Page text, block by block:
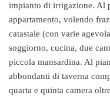
impianto di irrigazione. Al
appartamento, volendo
catastale (con varie
soggiorno, cucina, due
piccola mansardina. Al
abbondanti di taverna
quarta e quinta camera